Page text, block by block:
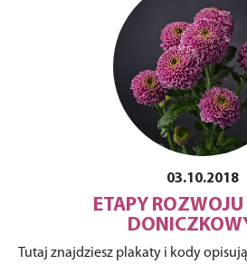
03.10.2018
ETAPY
Tutaj znajdziesz plakaty i kody